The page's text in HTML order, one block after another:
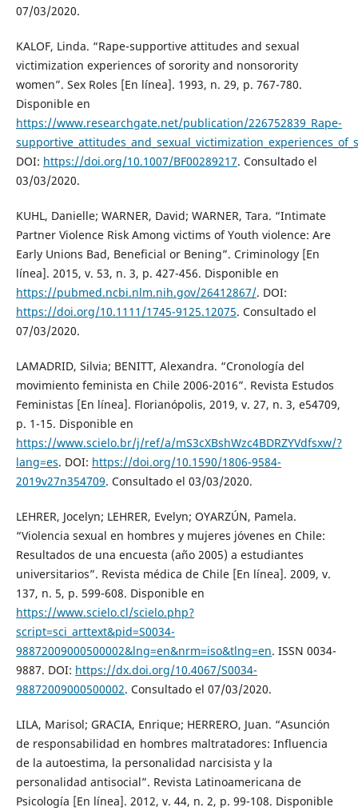
07/03/2020.
KALOF, Linda. “Rape-supportive attitudes and sexual
victimization experiences of sorority and nonsorority
women”. Sex Roles [En línea]. 1993, n. 29, p. 767-780.
Disponible en
https://www.researchgate.net/publication/226752839_Rape-
DOI: https://doi.org/10.1007/BF00289217. Consultado el
03/03/2020.
KUHL, Danielle; WARNER, David; WARNER, Tara. “Intimate
Partner Violence Risk Among victims of Youth violence: Are
Early Unions Bad, Beneficial or Bening”. Criminology [En
línea]. 2015, v. 53, n. 3, p. 427-456. Disponible en
https://pubmed.ncbi.nlm.nih.gov/26412867/. DOI:
https://doi.org/10.1111/1745-9125.12075. Consultado el
07/03/2020.
LAMADRID, Silvia; BENITT, Alexandra. “Cronología del
movimiento feminista en Chile 2006-2016”. Revista Estudos
Feministas [En línea]. Florianópolis, 2019, v. 27, n. 3, e54709,
p. 1-15. Disponible en
https://www.scielo.br/j/ref/a/mS3cXBshWzc4BDRZYVdfsxw/?
lang=es. DOI: https://doi.org/10.1590/1806-9584-
2019v27n354709. Consultado el 03/03/2020.
LEHRER, Jocelyn; LEHRER, Evelyn; OYARZÚN, Pamela.
“Violencia sexual en hombres y mujeres jóvenes en Chile:
Resultados de una encuesta (año 2005) a estudiantes
universitarios”. Revista médica de Chile [En línea]. 2009, v.
137, n. 5, p. 599-608. Disponible en
https://www.scielo.cl/scielo.php?
script=sci_arttext&pid=S0034-
98872009000500002&lng=en&nrm=iso&tlng=en. ISSN 0034-
9887. DOI: https://dx.doi.org/10.4067/S0034-
98872009000500002. Consultado el 07/03/2020.
LILA, Marisol; GRACIA, Enrique; HERRERO, Juan. “Asunción
de responsabilidad en hombres maltratadores: Influencia
de la autoestima, la personalidad narcisista y la
personalidad antisocial”. Revista Latinoamericana de
Psicología [En línea]. 2012, v. 44, n. 2, p. 99-108. Disponible